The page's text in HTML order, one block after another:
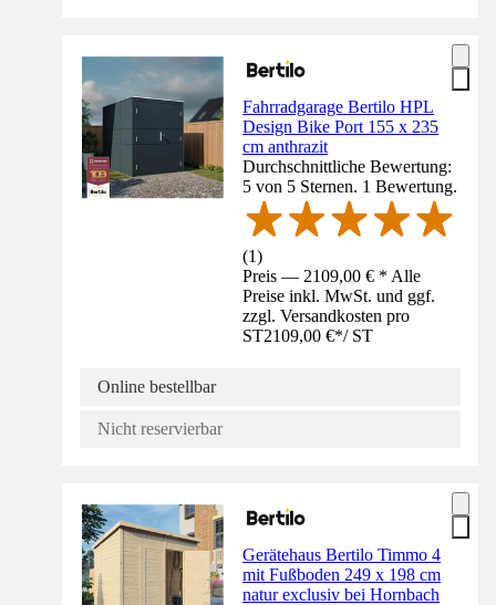
Fahrradgarage Bertilo HPL
Design Bike Port 155 x 235
cm anthrazit
Durchschnittliche Bewertung:
5 von 5 Sternen. 1 Bewertung.
(1)
Preis — 2109,00 € * Alle
Preise inkl. MwSt. und ggf.
zzgl. Versandkosten pro
ST2109,00 €*/ ST
Online bestellbar
Nicht reservierbar
Gerätehaus Bertilo Timmo 4
mit Fußboden 249 x 198 cm
natur exclusiv bei Hornbach